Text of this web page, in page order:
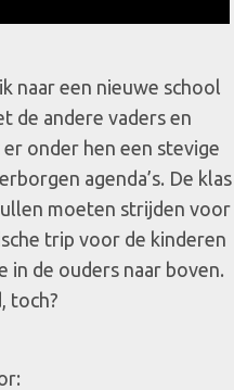
naar een nieuwe school
de andere vaders en
onder hen een stevige
agenda’s. De klas
moeten strijden voor
trip voor de kinderen
in de ouders naar boven.
toch?